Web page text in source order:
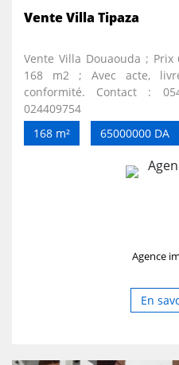
Vente Villa Tipaza
Vente Villa Douaouda ; Prix
168 m2 ; Avec acte,
conformité. Contact : 0549960040 / 0696543596 /
024409754
168 m²
65000000 DA
Agence
En